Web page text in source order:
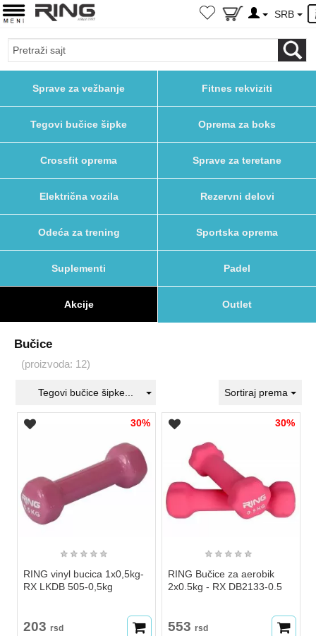
SRB
Sprave za vežbanje Fitnes rekviziti
Tegovi bučice šipke Oprema za boks
Crossfit oprema Sprave za teretane
Električna vozila Rezervni delovi
Odeća za trening Sportska oprema
Suplementi Padel
Akcije Outlet
Bučice
(proizvoda: 12)
Tegovi bučice šipke... Sortiraj prema
30%
★ ★ ★ ★ ★
RING vinyl bucica 1x0,5kg-
RX LKDB 505-0,5kg
203 rsd
30%
★ ★ ★ ★ ★
RING Bučice za aerobik
2x0.5kg - RX DB2133-0.5
553 rsd